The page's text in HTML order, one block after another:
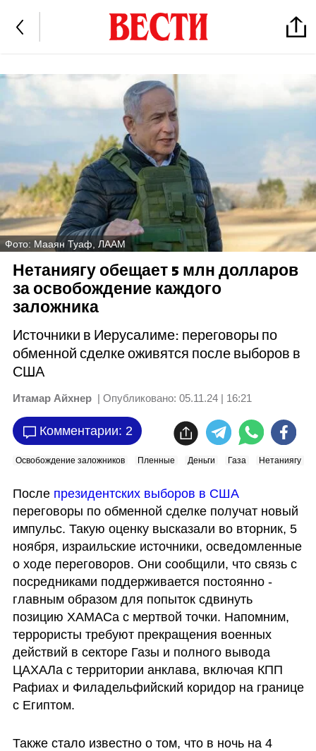
Фото: Мааян Туаф, ЛААМ
Нетаниягу обещает 5 млн долларов
за освобождение каждого
заложника
Источники в Иерусалиме: переговоры по
обменной сделке оживятся после выборов в
США
Итамар Айхнер | Опубликовано: 05.11.24 | 16:21
Комментарии: 2
Освобождение заложников Пленные Деньги Газа Нетаниягу
После президентских выборов в США
переговоры по обменной сделке получат новый
импульс. Такую оценку высказали во вторник, 5
ноября, израильские источники, осведомленные
о ходе переговоров. Они сообщили, что связь с
посредниками поддерживается постоянно -
главным образом для попыток сдвинуть
позицию ХАМАСа с мертвой точки. Напомним,
террористы требуют прекращения военных
действий в секторе Газы и полного вывода
ЦАХАЛа с территории анклава, включая КПП
Рафиах и Филадельфийский коридор на границе
с Египтом.
Также стало известно о том, что в ночь на 4